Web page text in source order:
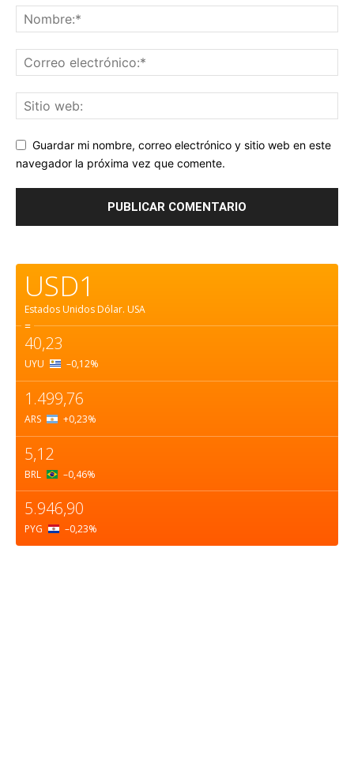
Guardar mi nombre, correo electrónico y sitio web en este
navegador la próxima vez que comente.
USD1
Estados Unidos Dólar. USA
=
40,23
UYU –0,12%
1.499,76
ARS +0,23%
5,12
BRL –0,46%
5.946,90
PYG –0,23%